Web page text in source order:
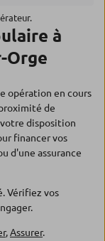
à
Orge
opération en cours
de
votre disposition
financer vos
d'une assurance
Vérifiez vos
,Assurer.